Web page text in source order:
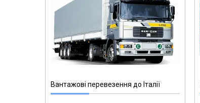
Вантажові перевезення до Італії